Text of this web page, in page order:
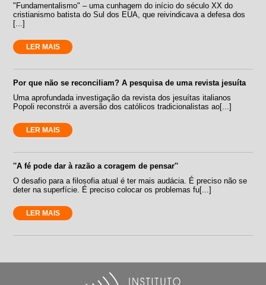
"Fundamentalismo" – uma cunhagem do início do século XX do
cristianismo batista do Sul dos EUA, que reivindicava a defesa dos
[...]
LER MAIS
Por que não se reconciliam? A pesquisa de uma revista jesuíta
Uma aprofundada investigação da revista dos jesuítas italianos
Popoli reconstrói a aversão dos católicos tradicionalistas ao[...]
LER MAIS
''A fé pode dar à razão a coragem de pensar''
O desafio para a filosofia atual é ter mais audácia. É preciso não se
deter na superfície. É preciso colocar os problemas fu[...]
LER MAIS